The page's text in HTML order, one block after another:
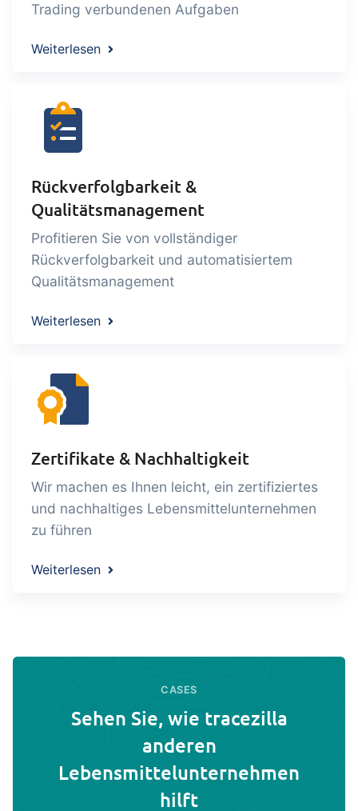
Trading verbundenen Aufgaben
Weiterlesen
Rückverfolgbarkeit &
Qualitätsmanagement
Profitieren Sie von vollständiger
Rückverfolgbarkeit und automatisiertem
Qualitätsmanagement
Weiterlesen
Zertifikate & Nachhaltigkeit
Wir machen es Ihnen leicht, ein zertifiziertes
und nachhaltiges Lebensmittelunternehmen
zu führen
Weiterlesen
CASES
Sehen Sie, wie tracezilla
anderen
Lebensmittelunternehmen
hilft